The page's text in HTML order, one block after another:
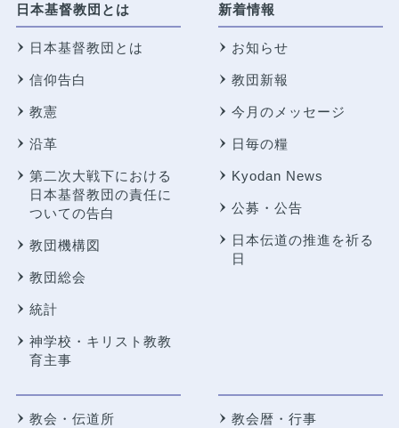
日本基督教団とは
日本基督教団とは
信仰告白
教憲
沿革
第二次大戦下における
日本基督教団の責任に
ついての告白
教団機構図
教団総会
統計
神学校・キリスト教教
育主事
新着情報
お知らせ
教団新報
今月のメッセージ
日毎の糧
Kyodan News
公募・公告
日本伝道の推進を祈る
日
教会・伝道所 教会暦・行事